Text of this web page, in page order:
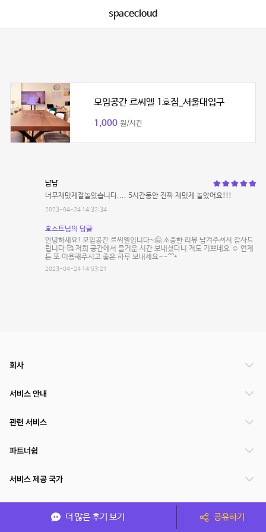
spacecloud
모임공간 르씨엘 1호점_서울대입구
1,000 원/시간
냠냠
너무재밌게잘놀았습니다.... 5시간동안 진짜 재밌게 놀았어요!!!
2023-04-24 14:32:34
호스트님의 답글
안녕하세요! 모임공간 르씨엘입니다~🤗 소중한 리뷰 남겨주셔서 감사드
립니다 🥰 저희 공간에서 즐거운 시간 보내셨다니 저도 기쁘네요 ☺️ 언제
든 또 이용해주시고 좋은 하루 보내세요~~^^*
2023-04-24 14:53:21
더 많은 후기 보기 공유하기
회사
서비스 안내
관련 서비스
파트너쉽
서비스 제공 국가
(주)NSPACE 사업자정보